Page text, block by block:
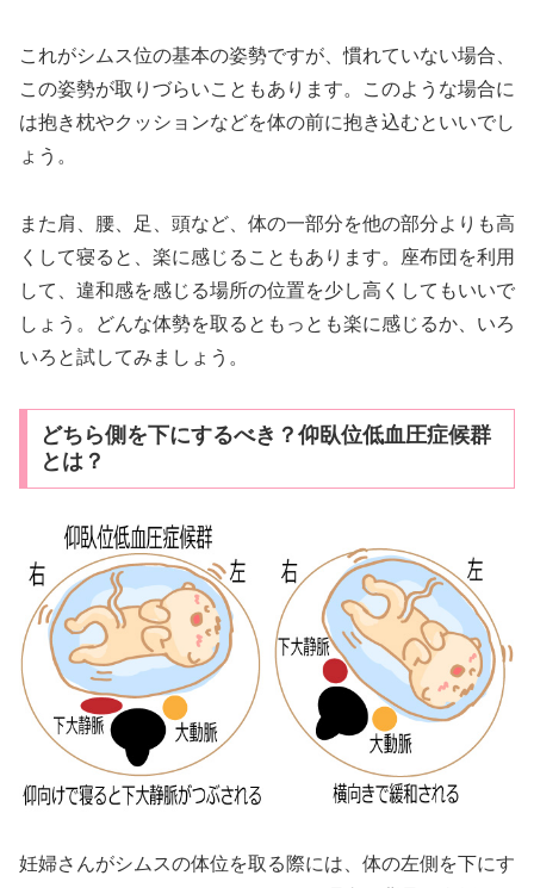
これがシムス位の基本の姿勢ですが、慣れていない場合、
この姿勢が取りづらいこともあります。このような場合に
は抱き枕やクッションなどを体の前に抱き込むといいでし
ょう。
また肩、腰、足、頭など、体の一部分を他の部分よりも高
くして寝ると、楽に感じることもあります。座布団を利用
して、違和感を感じる場所の位置を少し高くしてもいいで
しょう。どんな体勢を取るともっとも楽に感じるか、いろ
いろと試してみましょう。
どちら側を下にするべき？仰臥位低血圧症候群
とは？
妊婦さんがシムスの体位を取る際には、体の左側を下にす